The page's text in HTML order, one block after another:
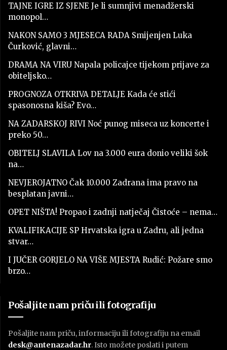
TAJNE IGRE IZ SJENE Je li sumnjivi menadžerski
monopol…
NAKON SAMO 3 MJESECA RADA Smijenjen Luka
Čurković, glavni…
DRAMA NA VIRU Napala policajce tijekom prijave za
obiteljsko…
PROGNOZA OTKRIVA DETALJE Kada će stići
spasonosna kiša? Evo…
NA ZADARSKOJ RIVI Noć punog miseca uz koncerte i
preko 50…
OBITELJ SLAVILA Lov na 3.000 eura donio veliki šok
na…
NEVJEROJATNO Čak 10.000 Zadrana ima pravo na
besplatan javni…
OPET NIŠTA! Propao i zadnji natječaj Čistoće – nema…
KVALIFIKACIJE SP Hrvatska igra u Zadru, ali jedna
stvar…
I JUČER GORJELO NA VIŠE MJESTA Rudić: Požare smo
brzo…
Pošaljite nam priču ili fotografiju
Pošaljite nam priču, informaciju ili fotografiju na email
desk@antenazadar.hr. Isto možete poslati i putem